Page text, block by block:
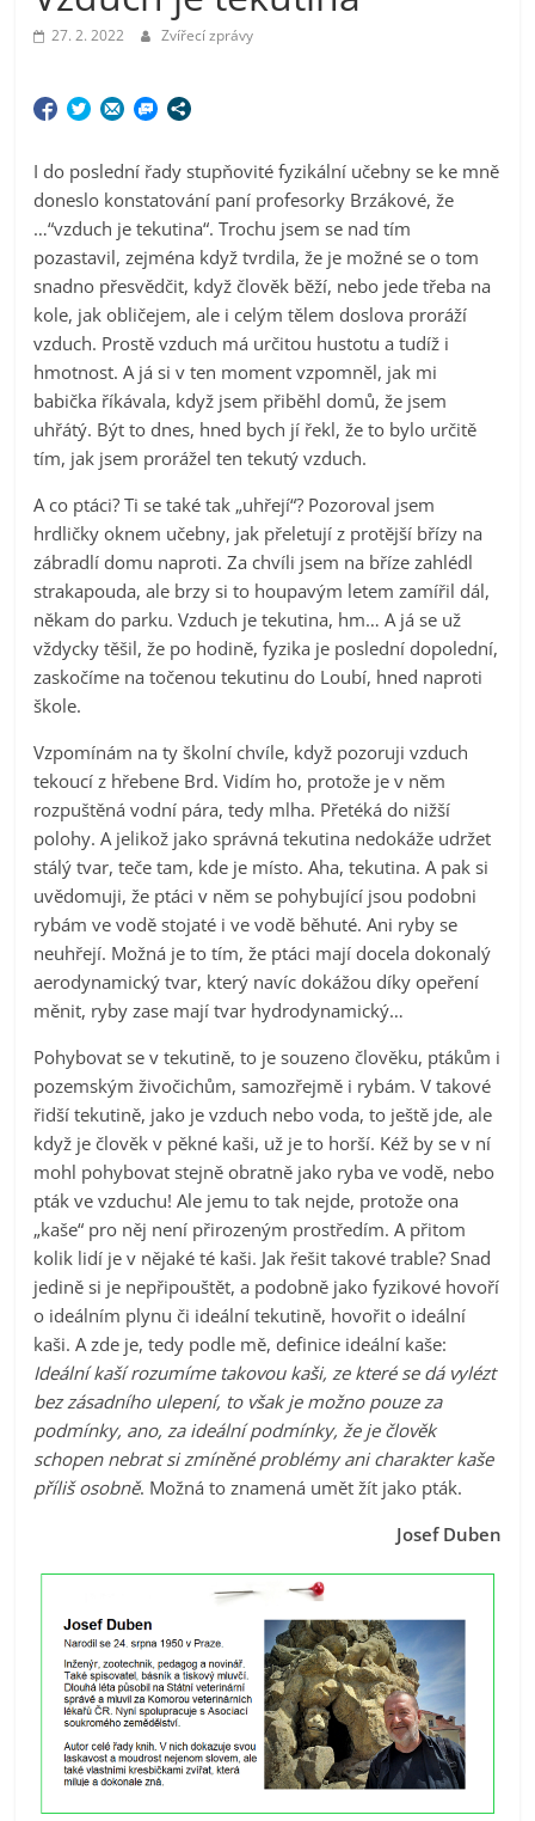
27. 2. 2022 Zvířecí zprávy
I do poslední řady stupňovité fyzikální učebny se ke mně
doneslo konstatování paní profesorky Brzákové, že
…“vzduch je tekutina“. Trochu jsem se nad tím
pozastavil, zejména když tvrdila, že je možné se o tom
snadno přesvědčit, když člověk běží, nebo jede třeba na
kole, jak obličejem, ale i celým tělem doslova proráží
vzduch. Prostě vzduch má určitou hustotu a tudíž i
hmotnost. A já si v ten moment vzpomněl, jak mi
babička říkávala, když jsem přiběhl domů, že jsem
uhřátý. Být to dnes, hned bych jí řekl, že to bylo určitě
tím, jak jsem prorážel ten tekutý vzduch.
A co ptáci? Ti se také tak „uhřejí“? Pozoroval jsem
hrdličky oknem učebny, jak přeletují z protější břízy na
zábradlí domu naproti. Za chvíli jsem na bříze zahlédl
strakapouda, ale brzy si to houpavým letem zamířil dál,
někam do parku. Vzduch je tekutina, hm… A já se už
vždycky těšil, že po hodině, fyzika je poslední dopolední,
zaskočíme na točenou tekutinu do Loubí, hned naproti
škole.
Vzpomínám na ty školní chvíle, když pozoruji vzduch
tekoucí z hřebene Brd. Vidím ho, protože je v něm
rozpuštěná vodní pára, tedy mlha. Přetéká do nižší
polohy. A jelikož jako správná tekutina nedokáže udržet
stálý tvar, teče tam, kde je místo. Aha, tekutina. A pak si
uvědomuji, že ptáci v něm se pohybující jsou podobni
rybám ve vodě stojaté i ve vodě běhuté. Ani ryby se
neuhřejí. Možná je to tím, že ptáci mají docela dokonalý
aerodynamický tvar, který navíc dokážou díky opeření
měnit, ryby zase mají tvar hydrodynamický…
Pohybovat se v tekutině, to je souzeno člověku, ptákům i
pozemským živočichům, samozřejmě i rybám. V takové
řidší tekutině, jako je vzduch nebo voda, to ještě jde, ale
když je člověk v pěkné kaši, už je to horší. Kéž by se v ní
mohl pohybovat stejně obratně jako ryba ve vodě, nebo
pták ve vzduchu! Ale jemu to tak nejde, protože ona
„kaše“ pro něj není přirozeným prostředím. A přitom
kolik lidí je v nějaké té kaši. Jak řešit takové trable? Snad
jedině si je nepřipouštět, a podobně jako fyzikové hovoří
o ideálním plynu či ideální tekutině, hovořit o ideální
kaši. A zde je, tedy podle mě, definice ideální kaše:
Ideální kaší rozumíme takovou kaši, ze které se dá vylézt
bez zásadního ulepení, to však je možno pouze za
podmínky, ano, za ideální podmínky, že je člověk
schopen nebrat si zmíněné problémy ani charakter kaše
příliš osobně. Možná to znamená umět žít jako pták.
Josef Duben